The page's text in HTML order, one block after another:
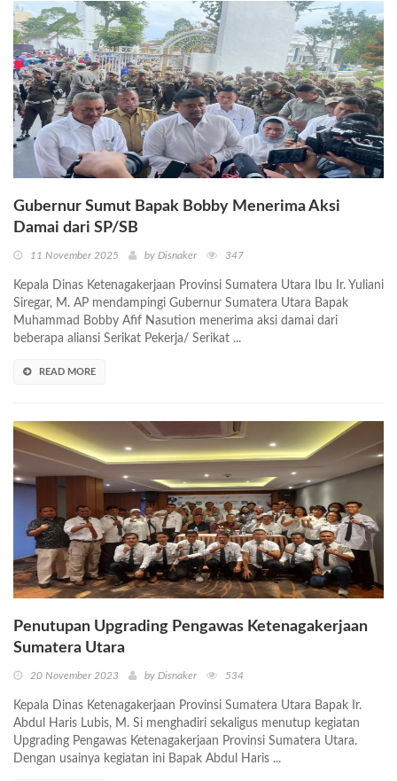
Gubernur Sumut Bapak Bobby Menerima Aksi
Damai dari SP/SB
11 November 2025 by Disnaker 347
Kepala Dinas Ketenagakerjaan Provinsi Sumatera Utara Ibu Ir. Yuliani
Siregar, M. AP mendampingi Gubernur Sumatera Utara Bapak
Muhammad Bobby Afif Nasution menerima aksi damai dari
beberapa aliansi Serikat Pekerja/ Serikat ...
READ MORE
Penutupan Upgrading Pengawas Ketenagakerjaan
Sumatera Utara
20 November 2023 by Disnaker 534
Kepala Dinas Ketenagakerjaan Provinsi Sumatera Utara Bapak Ir.
Abdul Haris Lubis, M. Si menghadiri sekaligus menutup kegiatan
Upgrading Pengawas Ketenagakerjaan Provinsi Sumatera Utara.
Dengan usainya kegiatan ini Bapak Abdul Haris ...